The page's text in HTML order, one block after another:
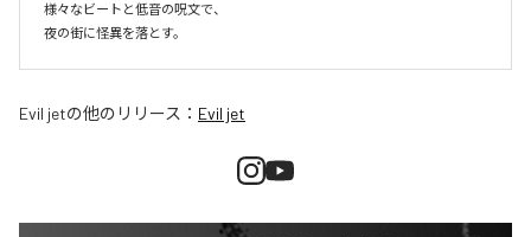
様々なビートと低音の呪文で、
夜の街に怪異を落とす。
Evil jetの他のリリース： Evil jet